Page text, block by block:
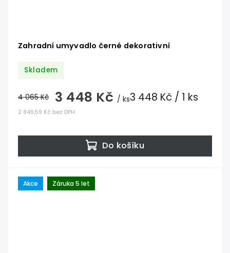
Zahradní umyvadlo černé dekorativní
Skladem
2 849,59 Kč bez DPH
4 065 Kč 3 448 Kč / ks3 448 Kč / 1 ks
Do košíku
Akce Záruka 5 let